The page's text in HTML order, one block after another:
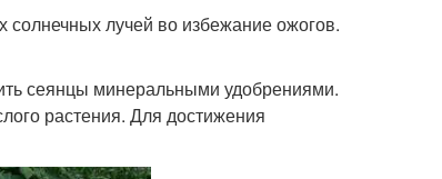
лучей во избежание ожогов.
сеянцы минеральными удобрениями.
растения. Для достижения